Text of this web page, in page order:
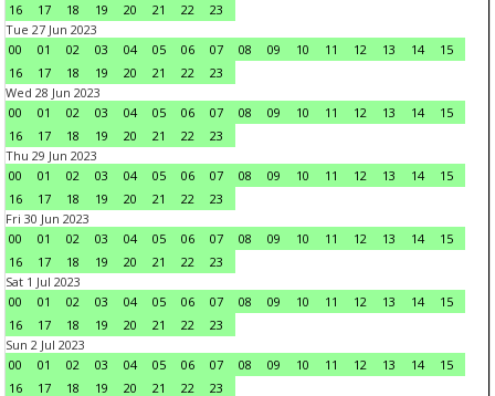
16
17 18 19 20 21 22
23
Tue 27 Jun 2023
00
01 02 03 04 05 06 07 08 09 10 11 12 13 14
15
16
17 18 19 20 21 22
23
Wed 28 Jun 2023
00
01 02 03 04 05 06 07 08 09 10 11 12 13 14
15
16
17 18 19 20 21 22
23
Thu 29 Jun 2023
00
01 02 03 04 05 06 07 08 09 10 11 12 13 14
15
16
17 18 19 20 21 22
23
Fri 30 Jun 2023
00
01 02 03 04 05 06 07 08 09 10 11 12 13 14
15
16
17 18 19 20 21 22
23
Sat 1 Jul 2023
00
01 02 03 04 05 06 07 08 09 10 11 12 13 14
15
16
17 18 19 20 21 22
23
Sun 2 Jul 2023
00
01 02 03 04 05 06 07 08 09 10 11 12 13 14
15
16
17 18 19 20 21 22
23